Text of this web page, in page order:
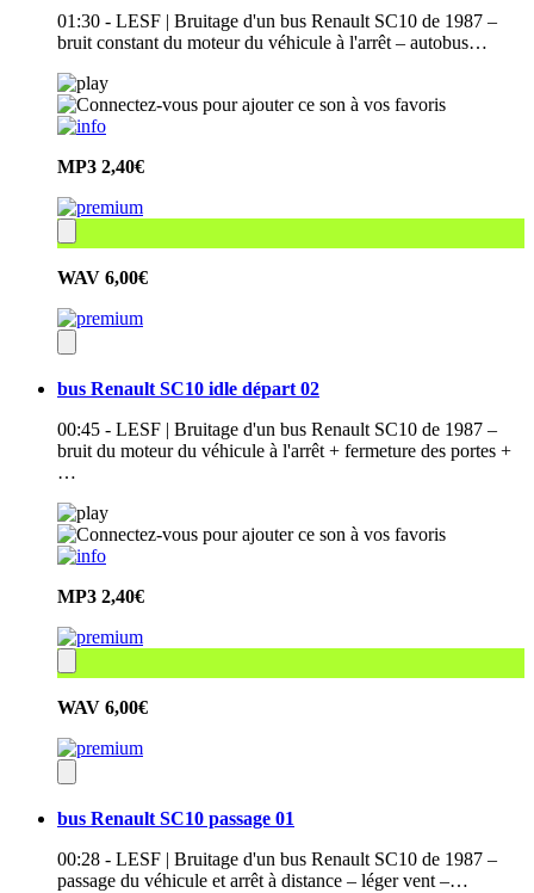
01:30 - LESF | Bruitage d'un bus Renault SC10 de 1987 –
bruit constant du moteur du véhicule à l'arrêt – autobus…
MP3 2,40€
WAV 6,00€
bus Renault SC10 idle départ 02
00:45 - LESF | Bruitage d'un bus Renault SC10 de 1987 –
bruit du moteur du véhicule à l'arrêt + fermeture des portes +
…
MP3 2,40€
WAV 6,00€
bus Renault SC10 passage 01
00:28 - LESF | Bruitage d'un bus Renault SC10 de 1987 –
passage du véhicule et arrêt à distance – léger vent –…